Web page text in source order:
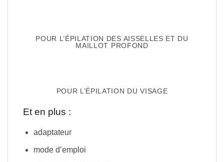
POUR L’ÉPILATION DES AISSELLES ET DU
MAILLOT PROFOND
POUR L’ÉPILATION DU VISAGE
Et en plus :
adaptateur
mode d’emploi